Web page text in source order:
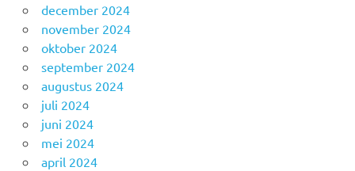
december 2024
november 2024
oktober 2024
september 2024
augustus 2024
juli 2024
juni 2024
mei 2024
april 2024